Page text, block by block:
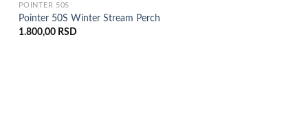
POINTER 50S
Pointer 50S Winter Stream Perch
1.800,00 RSD